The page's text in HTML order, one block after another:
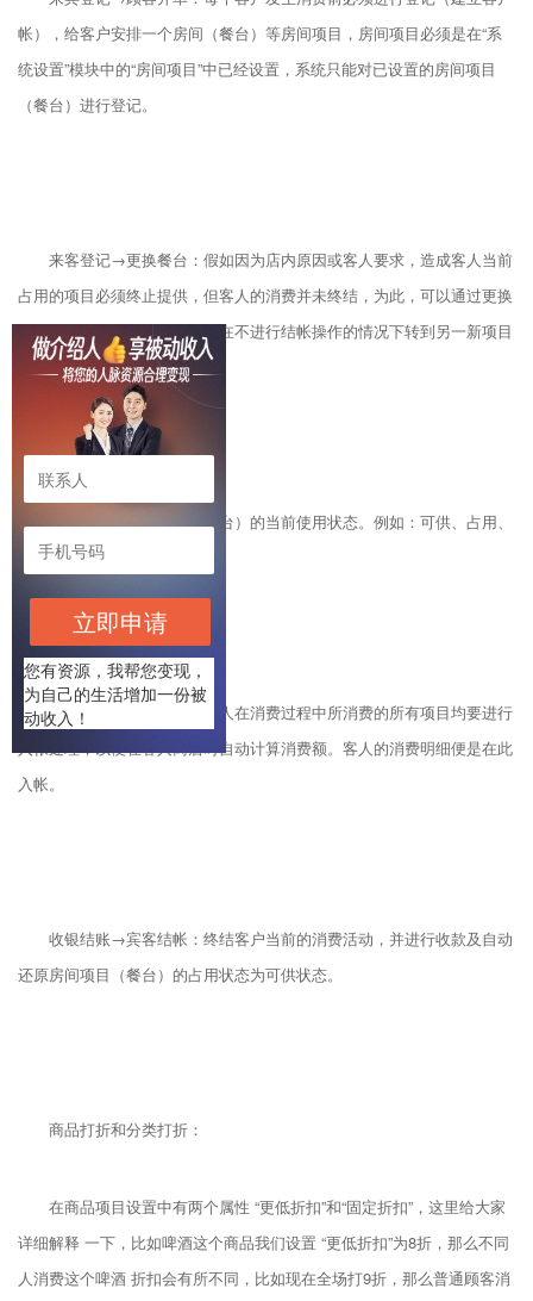
帐），给客户安排一个房间（餐台）等房间项目，房间项目必须是在“系
统设置”模块中的“房间项目”中已经设置，系统只能对已设置的房间项目
（餐台）进行登记。
来客登记→更换餐台：假如因为店内原因或客人要求，造成客人当前
占用的项目必须终止提供，但客人的消费并未终结，为此，可以通过更换
餐台来将客人资料及消费信息在不进行结帐操作的情况下转到另一新项目
下。例如：换房间（餐台）。
项目状态：房间项目（餐台）的当前使用状态。例如：可供、占用、
停用、预定等状态。
点单消费→增加消费：客人在消费过程中所消费的所有项目均要进行
入帐处理，以便在客人离店时自动计算消费额。客人的消费明细便是在此
入帐。
收银结账→宾客结帐：终结客户当前的消费活动，并进行收款及自动
还原房间项目（餐台）的占用状态为可供状态。
商品打折和分类打折：
在商品项目设置中有两个属性 “更低折扣”和“固定折扣”，这里给大家
详细解释 一下，比如啤酒这个商品我们设置 “更低折扣”为8折，那么不同
人消费这个啤酒 折扣会有所不同，比如现在全场打9折，那么普通顾客消
立即申请
您有资源，我帮您变现，
为自己的生活增加一份被
动收入！